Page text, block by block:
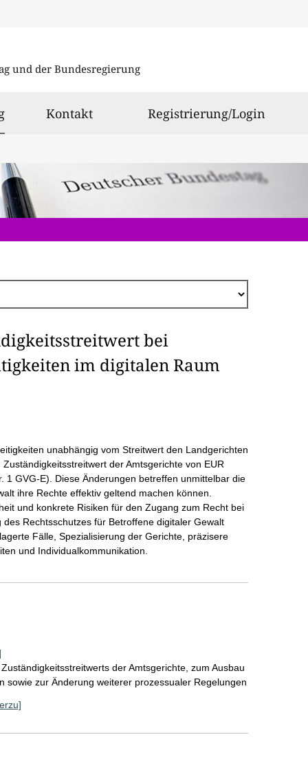
und der Bundesregierung
ausgewählt
Kontakt Registrierung/Login
bei
im digitalen Raum
unabhängig vom Streitwert den Landgerichten
der Amtsgerichte von EUR
GVG-E). Diese Änderungen betreffen unmittelbar die
ihre Rechte effektiv geltend machen können.
und konkrete Risiken für den Zugang zum Recht bei
Rechtsschutzes für Betroffene digitaler Gewalt
Fälle, Spezialisierung der Gerichte, präzisere
und Individualkommunikation.
der Amtsgerichte, zum Ausbau
sowie zur Änderung weiterer prozessualer Regelungen